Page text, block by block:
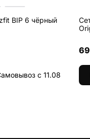
BIP 6 чёрный
с 11.08